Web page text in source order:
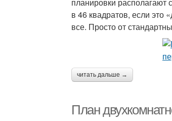
в 46 квадратов, если это
все. Просто от
читать дальше →
План